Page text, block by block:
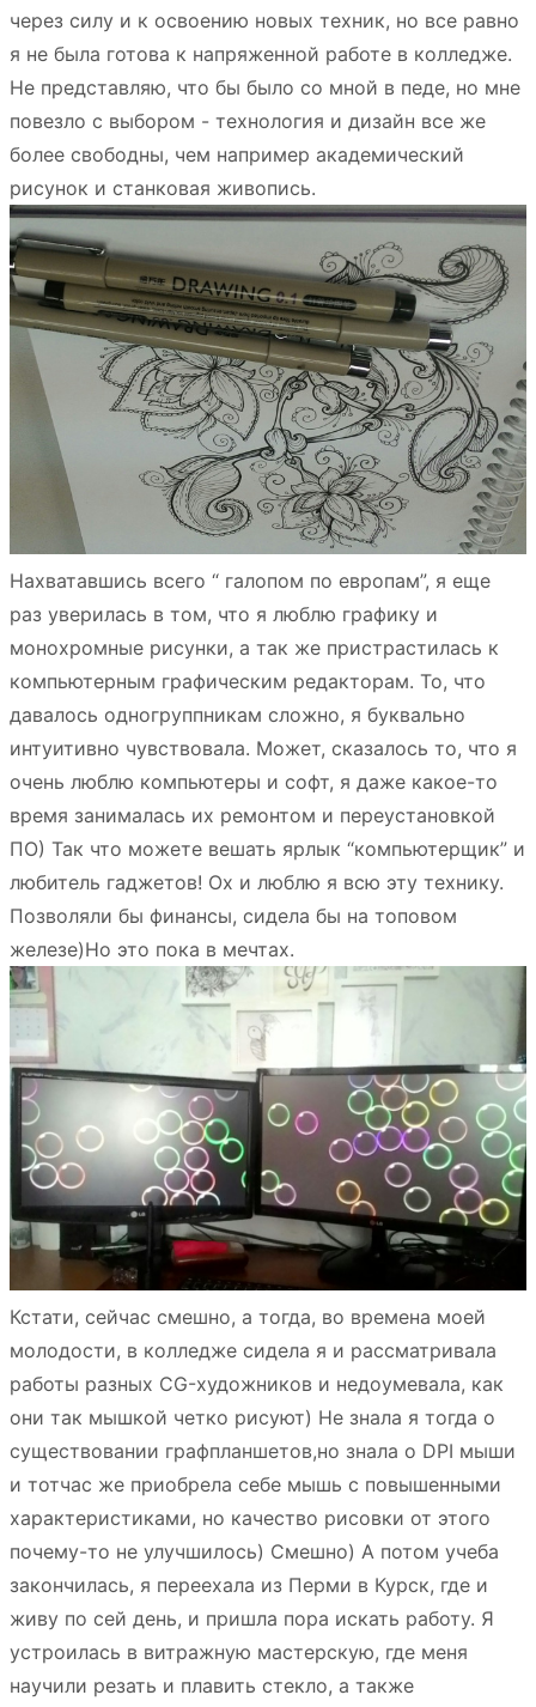
через силу и к освоению новых техник, но все равно
я не была готова к напряженной работе в колледже.
Не представляю, что бы было со мной в педе, но мне
повезло с выбором - технология и дизайн все же
более свободны, чем например академический
рисунок и станковая живопись.
Нахватавшись всего “ галопом по европам”, я еще
раз уверилась в том, что я люблю графику и
монохромные рисунки, а так же пристрастилась к
компьютерным графическим редакторам. То, что
давалось одногруппникам сложно, я буквально
интуитивно чувствовала. Может, сказалось то, что я
очень люблю компьютеры и софт, я даже какое-то
время занималась их ремонтом и переустановкой
ПО) Так что можете вешать ярлык “компьютерщик” и
любитель гаджетов! Ох и люблю я всю эту технику.
Позволяли бы финансы, сидела бы на топовом
железе)Но это пока в мечтах.
Кстати, сейчас смешно, а тогда, во времена моей
молодости, в колледже сидела я и рассматривала
работы разных CG-художников и недоумевала, как
они так мышкой четко рисуют) Не знала я тогда о
существовании графпланшетов,но знала о DPI мыши
и тотчас же приобрела себе мышь с повышенными
характеристиками, но качество рисовки от этого
почему-то не улучшилось) Смешно) А потом учеба
закончилась, я переехала из Перми в Курск, где и
живу по сей день, и пришла пора искать работу. Я
устроилась в витражную мастерскую, где меня
научили резать и плавить стекло, а также